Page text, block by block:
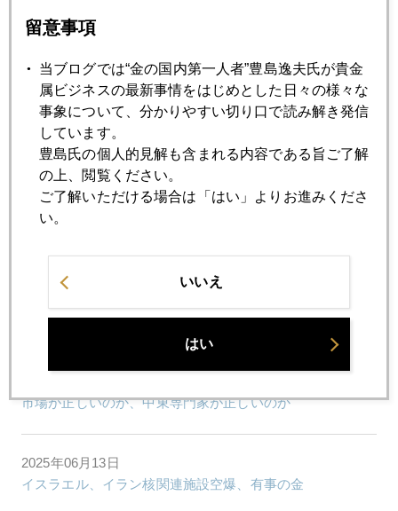
速報版、米国イラン参戦でも有事の金買いは限定的
2025年06月20日
利下げ回数より次期ＦＲＢ議長候補、先走るＮＹ市場
2025年06月19日
トランプ氏の目論見、中国経済狙い撃ちのオイルショック
市場が正しいのか、中東専門家が正しいのか
2025年06月13日
イスラエル、イラン核関連施設空爆、有事の金
留意事項
当ブログでは“金の国内第一人者”豊島逸夫氏が貴金
属ビジネスの最新事情をはじめとした日々の様々な
事象について、分かりやすい切り口で読み解き発信
しています。
豊島氏の個人的見解も含まれる内容である旨ご了解
の上、閲覧ください。
ご了解いただける場合は「はい」よりお進みくださ
い。
いいえ
はい